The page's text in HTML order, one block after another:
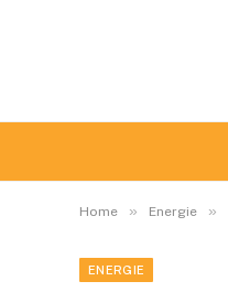
Home » Energie »
ENERGIE